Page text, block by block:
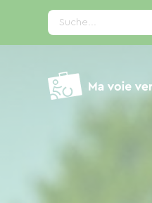
Suche...
Cookie-Einstellungen